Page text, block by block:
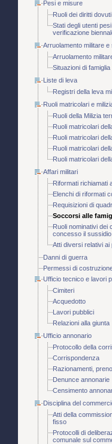
Pesi e misure
Ruoli dei diritti
Stati degli utenti
verificazione
Arruolamento militare e
Arruolamento
Situazioni di famiglia
Liste di leva
Registri della leva
Ruoli matricolari e
Ruoli della Milizia
Ruoli matricolari
Ruoli matricolari
Ruoli matricolari
Ruoli matricolari
Affari militari
Riformati richiamati
Elenchi di riformati
Requisizioni di
Soccorsi alle
Ruoli nominativi dei
concesso il sussidio
Atti diversi relativi ai
Danni di guerra
Permessi di
Ufficio tecnico e lavori
Cimiteri
Acquedotto
Lavori pubblici
Relazioni alla giunta
Ufficio annonario
Protocollo della
Corrispondenza
Razionamenti,
Denunce annonarie
Censimento
Disciplina del
Atti della
fisso
Protocolli di
comunale sul